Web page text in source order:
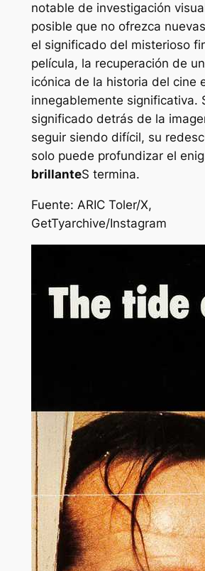
notable de investigación
posible que no ofrezca
el significado del misterioso
película, la recuperación de
icónica de la historia del cine
innegablemente significativa.
significado detrás de la
seguir siendo difícil, su
solo puede profundizar el
brillanteS termina.
Fuente: ARIC Toler/X,
GetTyarchive/Instagram